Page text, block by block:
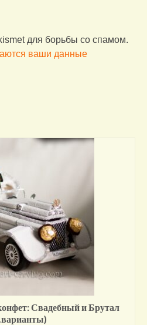
для борьбы со спамом.
ваши данные
Свадебный и Брутал